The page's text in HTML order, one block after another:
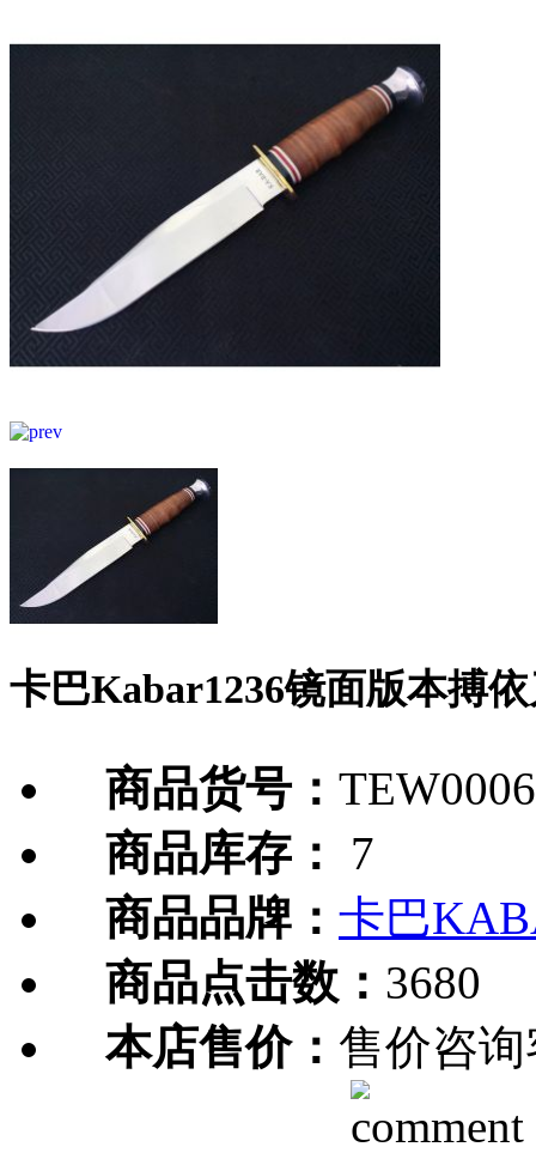
卡巴Kabar1236镜面版本搏
商品货号：
商品库存：
7
商品品牌： 卡巴
商品点击数： 3680
本店售价： 售价咨